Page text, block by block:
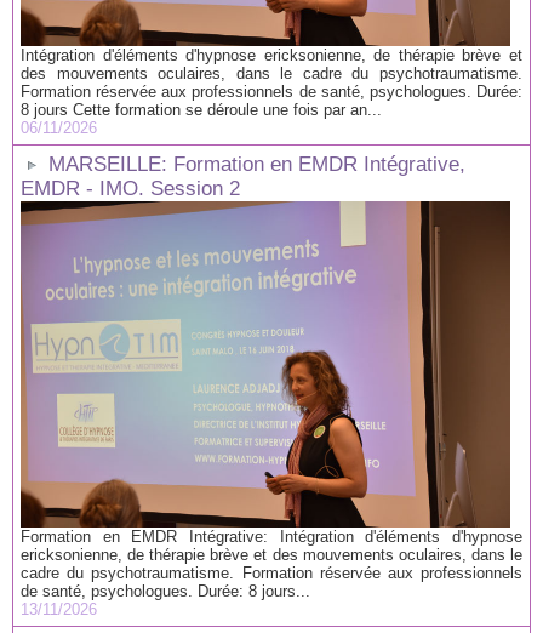
Intégration d'éléments d'hypnose ericksonienne, de thérapie brève et
des mouvements oculaires, dans le cadre du psychotraumatisme.
Formation réservée aux professionnels de santé, psychologues. Durée:
8 jours Cette formation se déroule une fois par an...
06/11/2026
MARSEILLE: Formation en EMDR Intégrative,
EMDR - IMO. Session 2
Formation en EMDR Intégrative: Intégration d'éléments d'hypnose
ericksonienne, de thérapie brève et des mouvements oculaires, dans le
cadre du psychotraumatisme. Formation réservée aux professionnels
de santé, psychologues. Durée: 8 jours...
13/11/2026